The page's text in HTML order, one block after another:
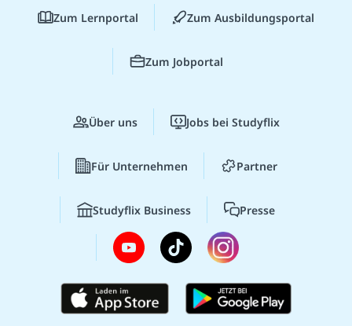
Zum Lernportal Zum Ausbildungsportal
Zum Jobportal
Über uns Jobs bei Studyflix
Für Unternehmen Partner
Studyflix Business Presse